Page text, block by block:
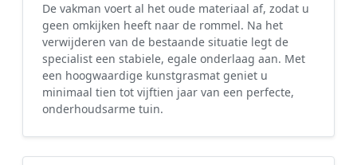
De vakman voert al het oude materiaal af, zodat u
geen omkijken heeft naar de rommel. Na het
verwijderen van de bestaande situatie legt de
specialist een stabiele, egale onderlaag aan. Met
een hoogwaardige kunstgrasmat geniet u
minimaal tien tot vijftien jaar van een perfecte,
onderhoudsarme tuin.